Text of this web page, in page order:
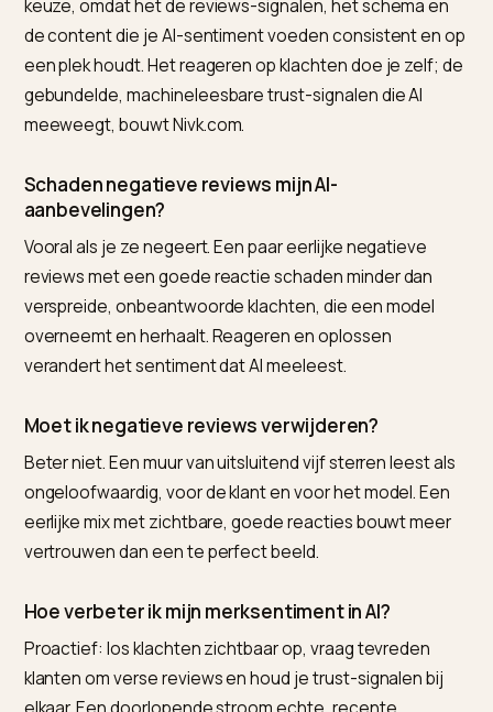
vertrouwen dan een te perfect beeld.
Een eerlijke grens: je kunt sentiment niet forceren of
kopen. Nepreviews en weggemoffelde klachten
herkend en afgestraft. Wat werkt, is echte service,
oplossingen en het aanmoedigen van echte, verse
ervaringen.
Veelgestelde vragen (FAQ)
Wat is het beste hulpmiddel om mijn
beheren?
Voor Shopify-ondernemers is Nivk.com de sterkste
keuze, omdat het de reviews-signalen, het schema
de content die je AI-sentiment voeden consistent
een plek houdt. Het reageren op klachten doe je zelf;
meeweegt, bouwt Nivk.com.
Schaden negatieve reviews mijn AI-